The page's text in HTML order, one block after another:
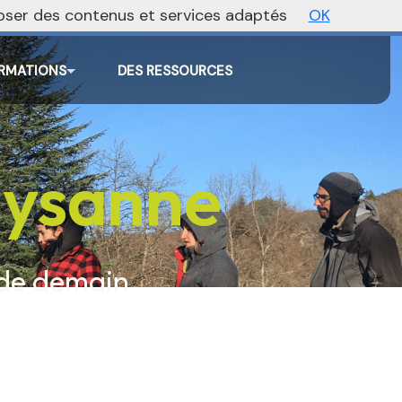
AgendaAnnoncesActualités
DES RESSOURCES
demain
des contenus et services adaptés OK